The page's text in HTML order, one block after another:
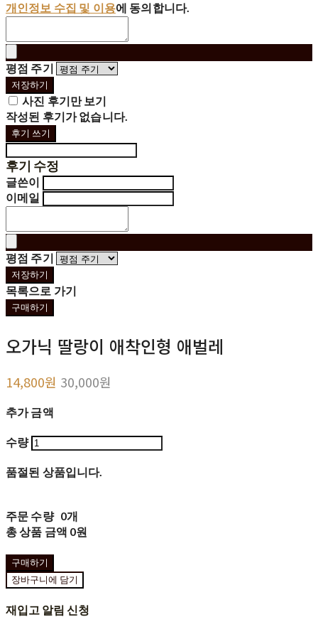
개인정보 수집 및 이용에 동의합니다.
평점 주기
저장하기
사진 후기만 보기
작성된 후기가 없습니다.
후기 쓰기
후기 수정
글쓴이
이메일
평점 주기
저장하기
목록으로 가기
구매하기
오가닉 딸랑이 애착인형 애벌레
14,800원 30,000원
추가 금액
수량
품절된 상품입니다.
주문 수량 0개
총 상품 금액 0원
구매하기
장바구니에 담기
재입고 알림 신청